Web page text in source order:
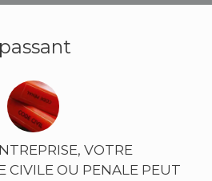
VOTRE
CIVILE OU PENALE PEUT